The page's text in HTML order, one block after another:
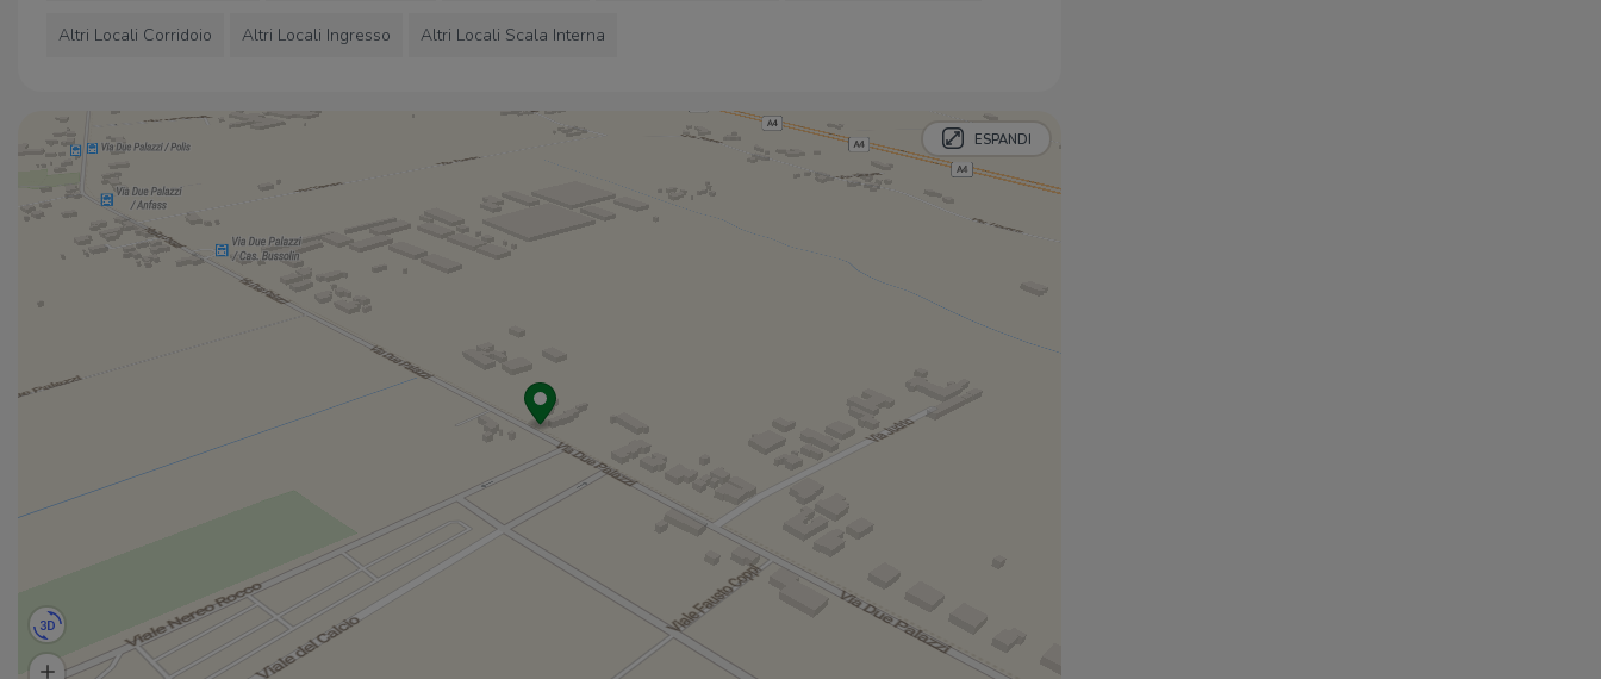
Delizie del forno
1,2 Km
1,4 Km
Panificio Rizzo Silvano
1,9 Km
Bimbo Store
1,5 Km
Ristoranti
Ristorante Pizzeria Locanda Munerato
Grosso Pomodoro
Ristorante Bertolini
Ristorante Maxim
Altri Locali Corridoio Altri Locali Ingresso Altri Locali Scala Interna
ESPANDI